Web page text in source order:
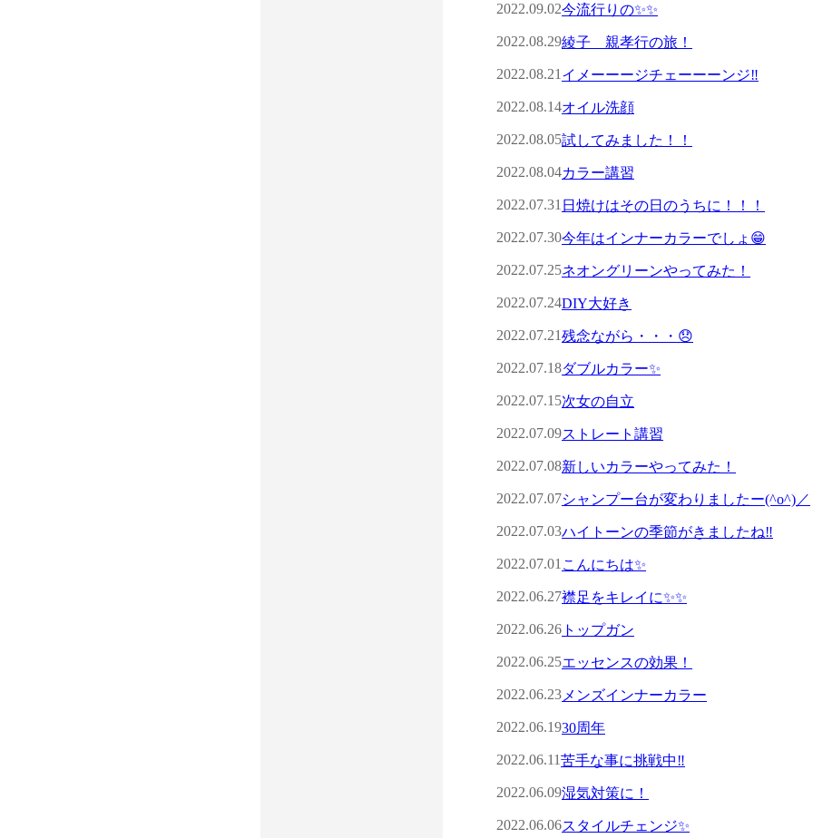
2022.09.02今流行りの✨✨
2022.08.29綾子 親孝行の旅！
2022.08.21 イメーーージチェーーーンジ‼︎
2022.08.14オイル洗顔
2022.08.05試してみました！！
2022.08.04カラー講習
2022.07.31 日焼けはその日のうちに！！！
2022.07.30今年はインナーカラーでしょ😁
2022.07.25ネオングリーンやってみた！
2022.07.24DIY大好き
2022.07.21残念ながら・・・😞
2022.07.18ダブルカラー✨
2022.07.15次女の自立
2022.07.09ストレート講習
2022.07.08新しいカラーやってみた！
2022.07.07シャンプー台が変わりましたー(^o^)／
2022.07.03ハイトーンの季節がきましたね‼︎
2022.07.01 こんにちは✨
2022.06.27襟足をキレイに✨✨
2022.06.26 トップガン
2022.06.25エッセンスの効果！
2022.06.23 メンズインナーカラー
2022.06.1930周年
2022.06.11苦手な事に挑戦中‼️
2022.06.09湿気対策に！
2022.06.06スタイルチェンジ✨